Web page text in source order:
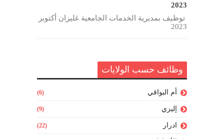
2023
توظيف بمديرية الخدمات الجامعية غليزان أكتوبر
2023
وظائف حسب الولايات
أم البواقي (6)
إليزي (9)
ادرار (22)